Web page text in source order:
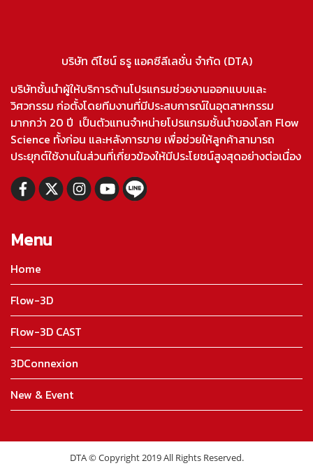
บริษัท ดีไซน์ ธรู แอคซีลีเลชั่น จำกัด (DTA)
บริษัทชั้นนำผู้ให้บริการด้านโปรแกรมช่วยงานออกแบบและ
วิศวกรรม ก่อตั้งโดยทีมงานที่มีประสบการณ์ในอุตสาหกรรม
มากกว่า 20 ปี เป็นตัวแทนจำหน่ายโปรแกรมชั้นนำของโลก Flow
Science ทั้งก่อน และหลังการขาย เพื่อช่วยให้ลูกค้าสามารถ
ประยุกต์ใช้งานในส่วนที่เกี่ยวข้องให้มีประโยชน์สูงสุดอย่างต่อเนื่อง
Menu
Home
Flow-3D
Flow-3D CAST
3DConnexion
New & Event
DTA © Copyright 2019 All Rights Reserved.